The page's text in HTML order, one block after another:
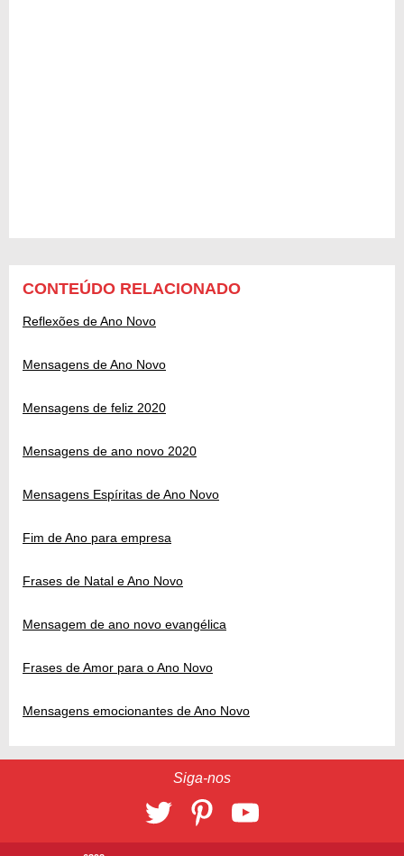
CONTEÚDO RELACIONADO
Reflexões de Ano Novo
Mensagens de Ano Novo
Mensagens de feliz 2020
Mensagens de ano novo 2020
Mensagens Espíritas de Ano Novo
Fim de Ano para empresa
Frases de Natal e Ano Novo
Mensagem de ano novo evangélica
Frases de Amor para o Ano Novo
Mensagens emocionantes de Ano Novo
Siga-nos